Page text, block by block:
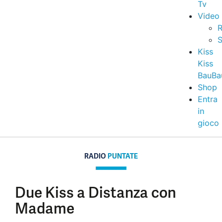
Tv
Video
Kiss
Kiss
Shop
Entra
in
gioco
RADIO PUNTATE
Due Kiss a Distanza con
Madame